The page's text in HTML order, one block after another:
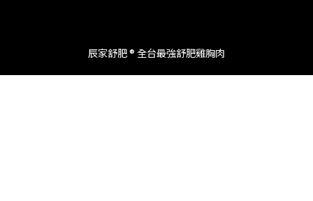
辰家舒肥 ® 全台最強舒肥雞胸肉